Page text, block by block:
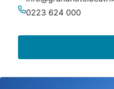
E-mailadres
0223 624 000